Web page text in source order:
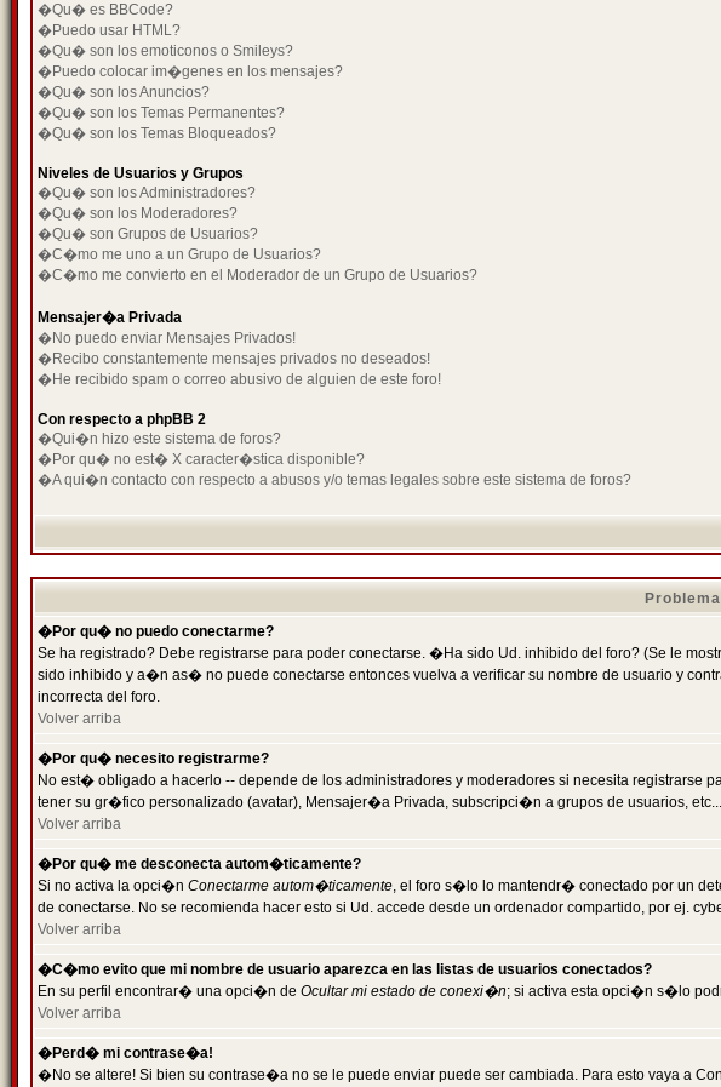
�Qu� es BBCode?
�Puedo usar HTML?
�Qu� son los emoticonos o Smileys?
�Puedo colocar im�genes en los mensajes?
�Qu� son los Anuncios?
�Qu� son los Temas Permanentes?
�Qu� son los Temas Bloqueados?
Niveles de Usuarios y Grupos
�Qu� son los Administradores?
�Qu� son los Moderadores?
�Qu� son Grupos de Usuarios?
�C�mo me uno a un Grupo de Usuarios?
�C�mo me convierto en el Moderador de un Grupo de Usuarios?
Mensajer�a Privada
�No puedo enviar Mensajes Privados!
�Recibo constantemente mensajes privados no deseados!
�He recibido spam o correo abusivo de alguien de este foro!
Con respecto a phpBB 2
�Qui�n hizo este sistema de foros?
�Por qu� no est� X caracter�stica disponible?
�A qui�n contacto con respecto a abusos y/o temas legales sobre este sistema de foros?
�Por qu� no puedo conectarme?
Se ha registrado? Debe registrarse para poder conectarse. �Ha sido Ud. inhibido del foro? (Se le
sido inhibido y a�n as� no puede conectarse entonces vuelva a verificar su nombre de usuario y
incorrecta del foro.
Volver arriba
�Por qu� necesito registrarme?
No est� obligado a hacerlo -- depende de los administradores y moderadores si necesita registrarse
tener su gr�fico personalizado (avatar), Mensajer�a Privada, subscripci�n a grupos de usuarios,
Volver arriba
�Por qu� me desconecta autom�ticamente?
Si no activa la opci�n Conectarme autom�ticamente, el foro s�lo lo mantendr� conectado por un
de conectarse. No se recomienda hacer esto si Ud. accede desde un ordenador compartido, por ej.
Volver arriba
�C�mo evito que mi nombre de usuario aparezca en las listas de usuarios conectados?
En su perfil encontrar� una opci�n de Ocultar mi estado de conexi�n; si activa esta opci�n s�lo
Volver arriba
�Perd� mi contrase�a!
�No se altere! Si bien su contrase�a no se le puede enviar puede ser cambiada. Para esto vaya a